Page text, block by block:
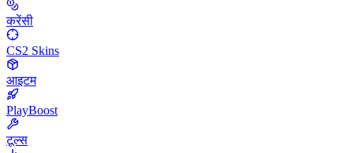
करेंसी
CS2 Skins
आइटम
PlayBoost
टूल्स